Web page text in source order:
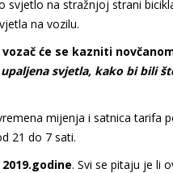
svjetlo na stražnjoj strani
na vozilu.
će se kazniti
svjetla, kako bi bili
mijenja i satnica tarifa
21 do 7 sati.
. Svi se pitaju je li